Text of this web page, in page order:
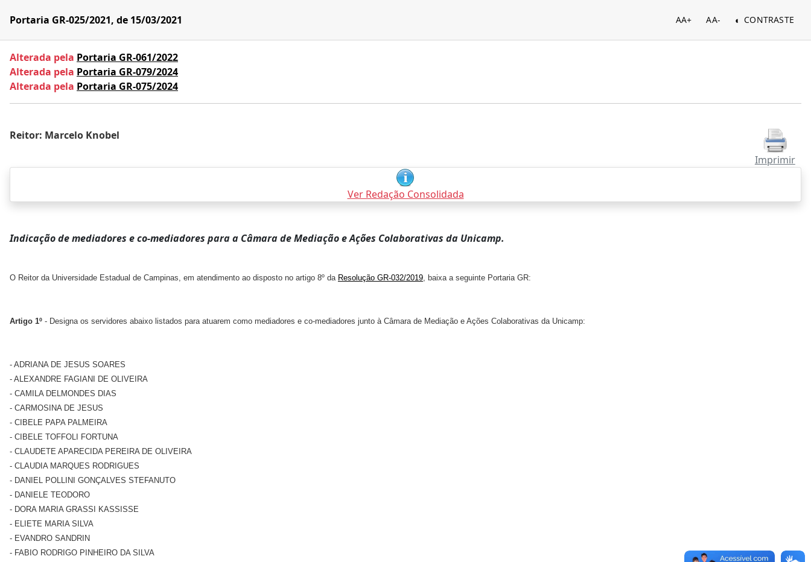
Portaria GR-025/2021, de 15/03/2021 AA+ AA- CONTRASTE
Alterada pela Portaria GR-061/2022
Alterada pela Portaria GR-079/2024
Alterada pela Portaria GR-075/2024
Reitor: Marcelo Knobel
Imprimir
Ver Redação Consolidada
Indicação de mediadores e co-mediadores para a Câmara de Mediação e Ações Colaborativas da Unicamp.
O Reitor da Universidade Estadual de Campinas, em atendimento ao disposto no artigo 8º da Resolução GR-032/2019, baixa a seguinte Portaria GR:
Artigo 1º - Designa os servidores abaixo listados para atuarem como mediadores e co-mediadores junto à Câmara de Mediação e Ações Colaborativas da Unicamp:
- ADRIANA DE JESUS SOARES
- ALEXANDRE FAGIANI DE OLIVEIRA
- CAMILA DELMONDES DIAS
- CARMOSINA DE JESUS
- CIBELE PAPA PALMEIRA
- CIBELE TOFFOLI FORTUNA
- CLAUDETE APARECIDA PEREIRA DE OLIVEIRA
- CLAUDIA MARQUES RODRIGUES
- DANIEL POLLINI GONÇALVES STEFANUTO
- DANIELE TEODORO
- DORA MARIA GRASSI KASSISSE
- ELIETE MARIA SILVA
- EVANDRO SANDRIN
- FABIO RODRIGO PINHEIRO DA SILVA